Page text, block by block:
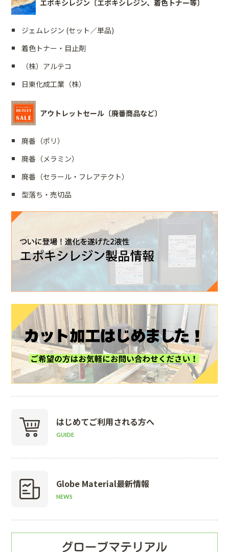
エポキシレジン〔エポキシレジン、着色トナー等〕
ジェムレジン (セット／単品)
着色トナー・目止剤
（株）アルテコ
日東化成工業（株）
アウトレットセール〔廃番商品など〕
廃番（ポリ）
廃番（メラミン）
廃番（セラール・フレアテクト）
型落ち・売切品
はじめてご利用される方へ
GUIDE
Globe Material最新情報
NEWS